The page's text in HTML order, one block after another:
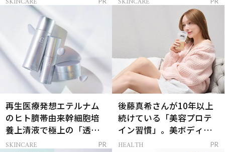
再生医療発想エテルナム
のヒト臍帯由来幹細胞培
養上清液で極上の「透明
感ハリ肌」へ
SKINCARE PR
後藤真希さんが10年以上
続けている「美容プロテ
イン習慣」。美ボディを
支える朝ルーティンと
HEALTH PR